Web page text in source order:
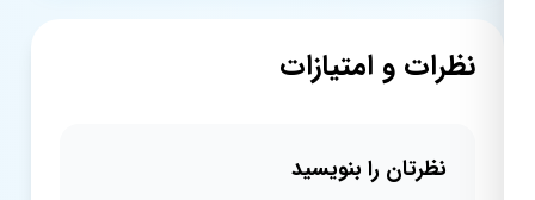
نظرات و امتیازات
نظرتان را بنویسید